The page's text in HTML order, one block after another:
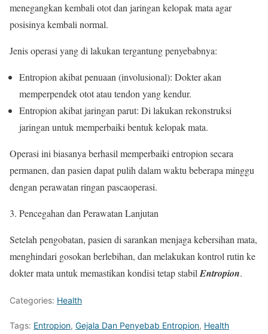
menegangkan kembali otot dan jaringan kelopak mata agar
posisinya kembali normal.
Jenis operasi yang di lakukan tergantung penyebabnya:
Entropion akibat penuaan (involusional): Dokter akan
memperpendek otot atau tendon yang kendur.
Entropion akibat jaringan parut: Di lakukan rekonstruksi
jaringan untuk memperbaiki bentuk kelopak mata.
Operasi ini biasanya berhasil memperbaiki entropion secara
permanen, dan pasien dapat pulih dalam waktu beberapa minggu
dengan perawatan ringan pascaoperasi.
Pencegahan dan Perawatan Lanjutan
Setelah pengobatan, pasien di sarankan menjaga kebersihan mata,
menghindari gosokan berlebihan, dan melakukan kontrol rutin ke
dokter mata untuk memastikan kondisi tetap stabil Entropion.
Categories: Health
Tags: Entropion, Gejala Dan Penyebab Entropion, Health